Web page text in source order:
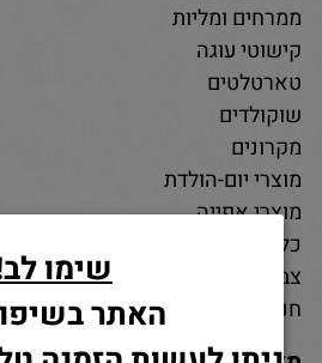
ממרחים ומליות
קישוטי עוגה
טארטלטים
שוקולדים
מקרונים
מוצרי יום-הולדת
מוצרי אפייה
כלי אפייה
צבעי מאכל
חנות חומרי גלם לאפייה
שימו
האתר